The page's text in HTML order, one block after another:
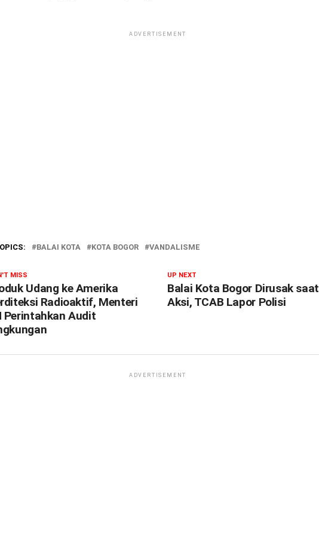
ADVERTISEMENT
BALAI KOTA KOTA BOGOR VANDALISME
UP NEXT
Balai Kota Bogor Dirusak saat
Aksi, TCAB Lapor Polisi
MISS
Udang ke Amerika
Radioaktif, Menteri
Perintahkan Audit
ADVERTISEMENT